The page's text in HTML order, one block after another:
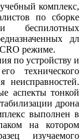
комплекс,
по сборке
беспилотных
дл
режиме.
по устройству и
технического
неисправностей.
аспекты тонкой
дрона
выполнен в
на котором
изучаемого